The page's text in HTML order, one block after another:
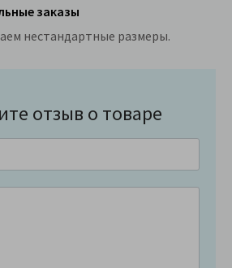
заказы
нестандартные размеры.
отзыв о товаре